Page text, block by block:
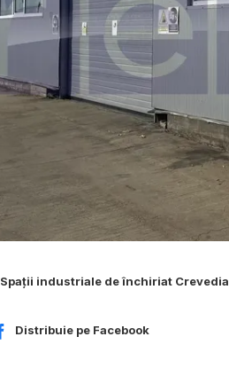
Spații industriale de închiriat Crevedia
Distribuie pe Facebook